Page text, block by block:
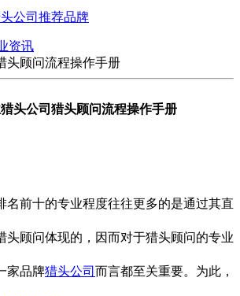
资讯
头顾问流程操作手册
头公司猎头顾问流程操作手册
名前十的专业程度往往更多的是通过其直
头顾问体现的，因而对于猎头顾问的专业
家品牌猎头公司 而言都至关重要。为此，